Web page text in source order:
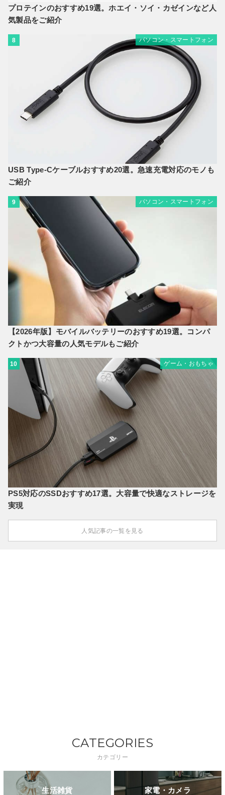
プロテインのおすすめ19選。ホエイ・ソイ・カゼインなど人
気製品をご紹介
8 パソコン・スマートフォン
USB Type-Cケーブルおすすめ20選。急速充電対応のモノも
ご紹介
9 パソコン・スマートフォン
【2026年版】モバイルバッテリーのおすすめ19選。コンパ
クトかつ大容量の人気モデルもご紹介
10 ゲーム・おもちゃ
PS5対応のSSDおすすめ17選。大容量で快適なストレージを
実現
人気記事の一覧を見る
CATEGORIES
カテゴリー
生活雑貨 家電・カメラ